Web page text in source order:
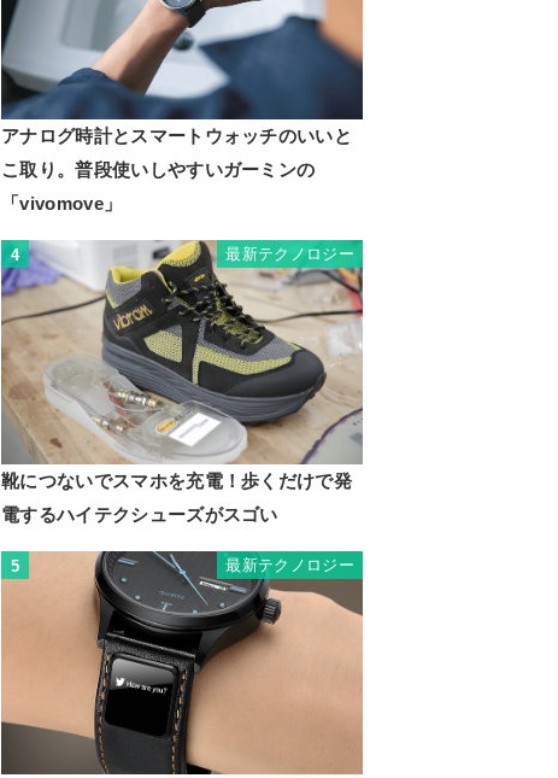
アナログ時計とスマートウォッチのいいと
こ取り。普段使いしやすいガーミンの
「vivomove」
4 最新テクノロジー
靴につないでスマホを充電！歩くだけで発
電するハイテクシューズがスゴい
5 最新テクノロジー